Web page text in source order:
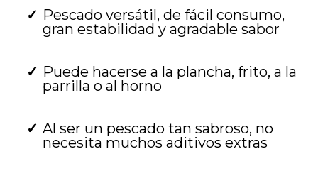
Pescado versátil, de fácil consumo,
gran estabilidad y agradable sabor
Puede hacerse a la plancha, frito, a la
parrilla o al horno
Al ser un pescado tan sabroso, no
necesita muchos aditivos extras